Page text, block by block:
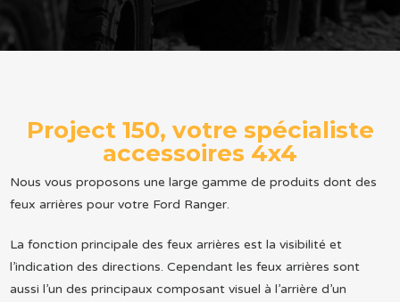
Project 150, votre spécialiste
accessoires 4x4
Nous vous proposons une large gamme de produits dont des
feux arrières pour votre Ford Ranger.
La fonction principale des feux arrières est la visibilité et
l’indication des directions. Cependant les feux arrières sont
aussi l’un des principaux composant visuel à l’arrière d’un